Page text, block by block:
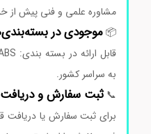
مشاورهعلمیوفنیپیشاز
موجودیدر
قابلارائهدر بسته بندی: 50TABS – 100TABS
سراسرکشور.
ثبتسفارشودریافت
برایثبتسفارشیادریافت